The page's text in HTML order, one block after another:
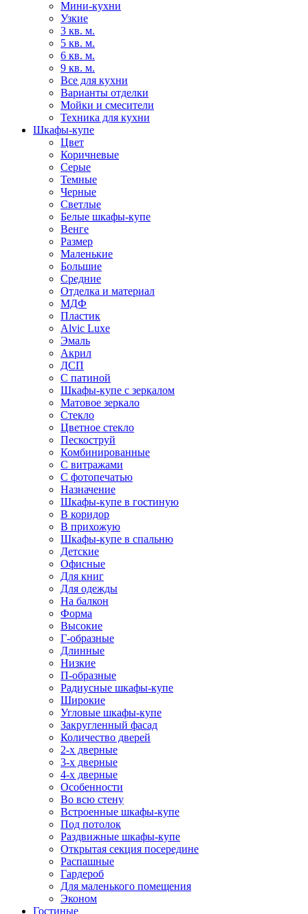
Мини-кухни
Узкие
3 кв. м.
5 кв. м.
6 кв. м.
9 кв. м.
Все для кухни
Варианты отделки
Мойки и смесители
Техника для кухни
Шкафы-купе
Цвет
Коричневые
Серые
Темные
Черные
Светлые
Белые шкафы-купе
Венге
Размер
Маленькие
Большие
Средние
Отделка и материал
МДФ
Пластик
Alvic Luxe
Эмаль
Акрил
ДСП
С патиной
Шкафы-купе с зеркалом
Матовое зеркало
Стекло
Цветное стекло
Пескоструй
Комбинированные
С витражами
С фотопечатью
Назначение
Шкафы-купе в гостиную
В коридор
В прихожую
Шкафы-купе в спальню
Детские
Офисные
Для книг
Для одежды
На балкон
Форма
Высокие
Г-образные
Длинные
Низкие
П-образные
Радиусные шкафы-купе
Широкие
Угловые шкафы-купе
Закругленный фасад
Количество дверей
2-х дверные
3-х дверные
4-х дверные
Особенности
Во всю стену
Встроенные шкафы-купе
Под потолок
Раздвижные шкафы-купе
Открытая секция посередине
Распашные
Гардероб
Для маленького помещения
Эконом
Гостиные